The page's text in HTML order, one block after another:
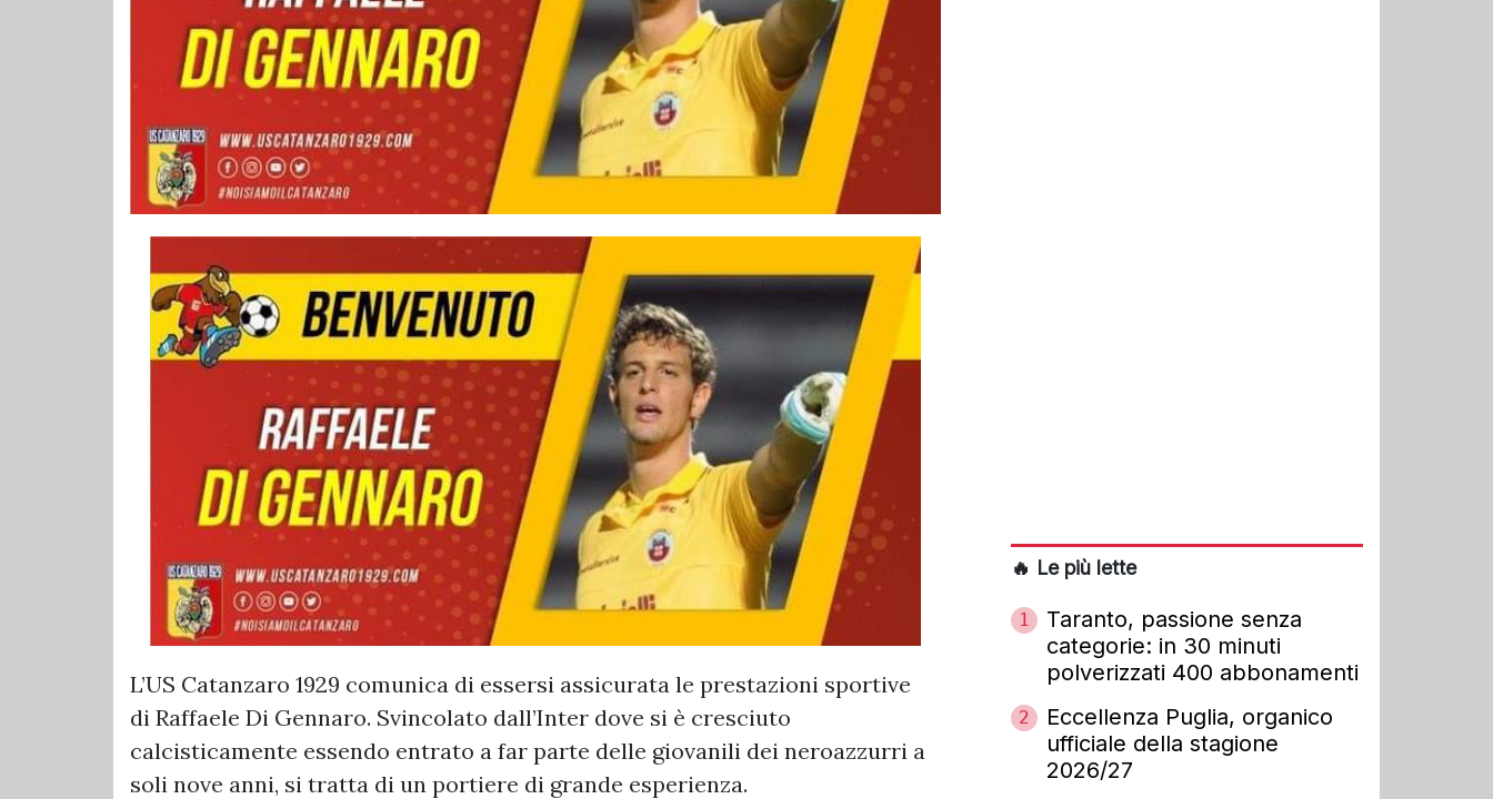
L’US Catanzaro 1929 comunica di essersi assicurata le prestazioni sportive
di Raffaele Di Gennaro. Svincolato dall’Inter dove si è cresciuto
calcisticamente essendo entrato a far parte delle giovanili dei neroazzurri a
soli nove anni, si tratta di un portiere di grande esperienza.
🔥 Le più lette
1
Taranto, passione senza
categorie: in 30 minuti
polverizzati 400 abbonamenti
2
Eccellenza Puglia, organico
ufficiale della stagione
2026/27